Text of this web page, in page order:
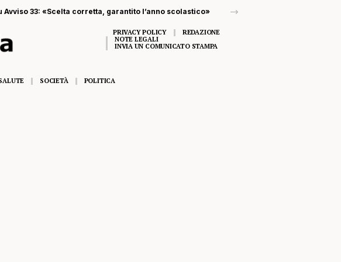
33: «Scelta corretta, garantito l’anno scolastico»
PRIVACY POLICY
REDAZIONE
NOTE LEGALI
INVIA UN COMUNICATO STAMPA
SOCIETÀ POLITICA